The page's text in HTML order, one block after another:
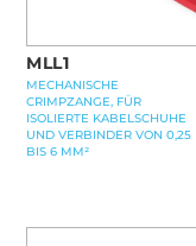
MLL1
MECHANISCHE
CRIMPZANGE, FÜR
ISOLIERTE KABELSCHUHE
UND VERBINDER VON 0,25
BIS 6 MM²